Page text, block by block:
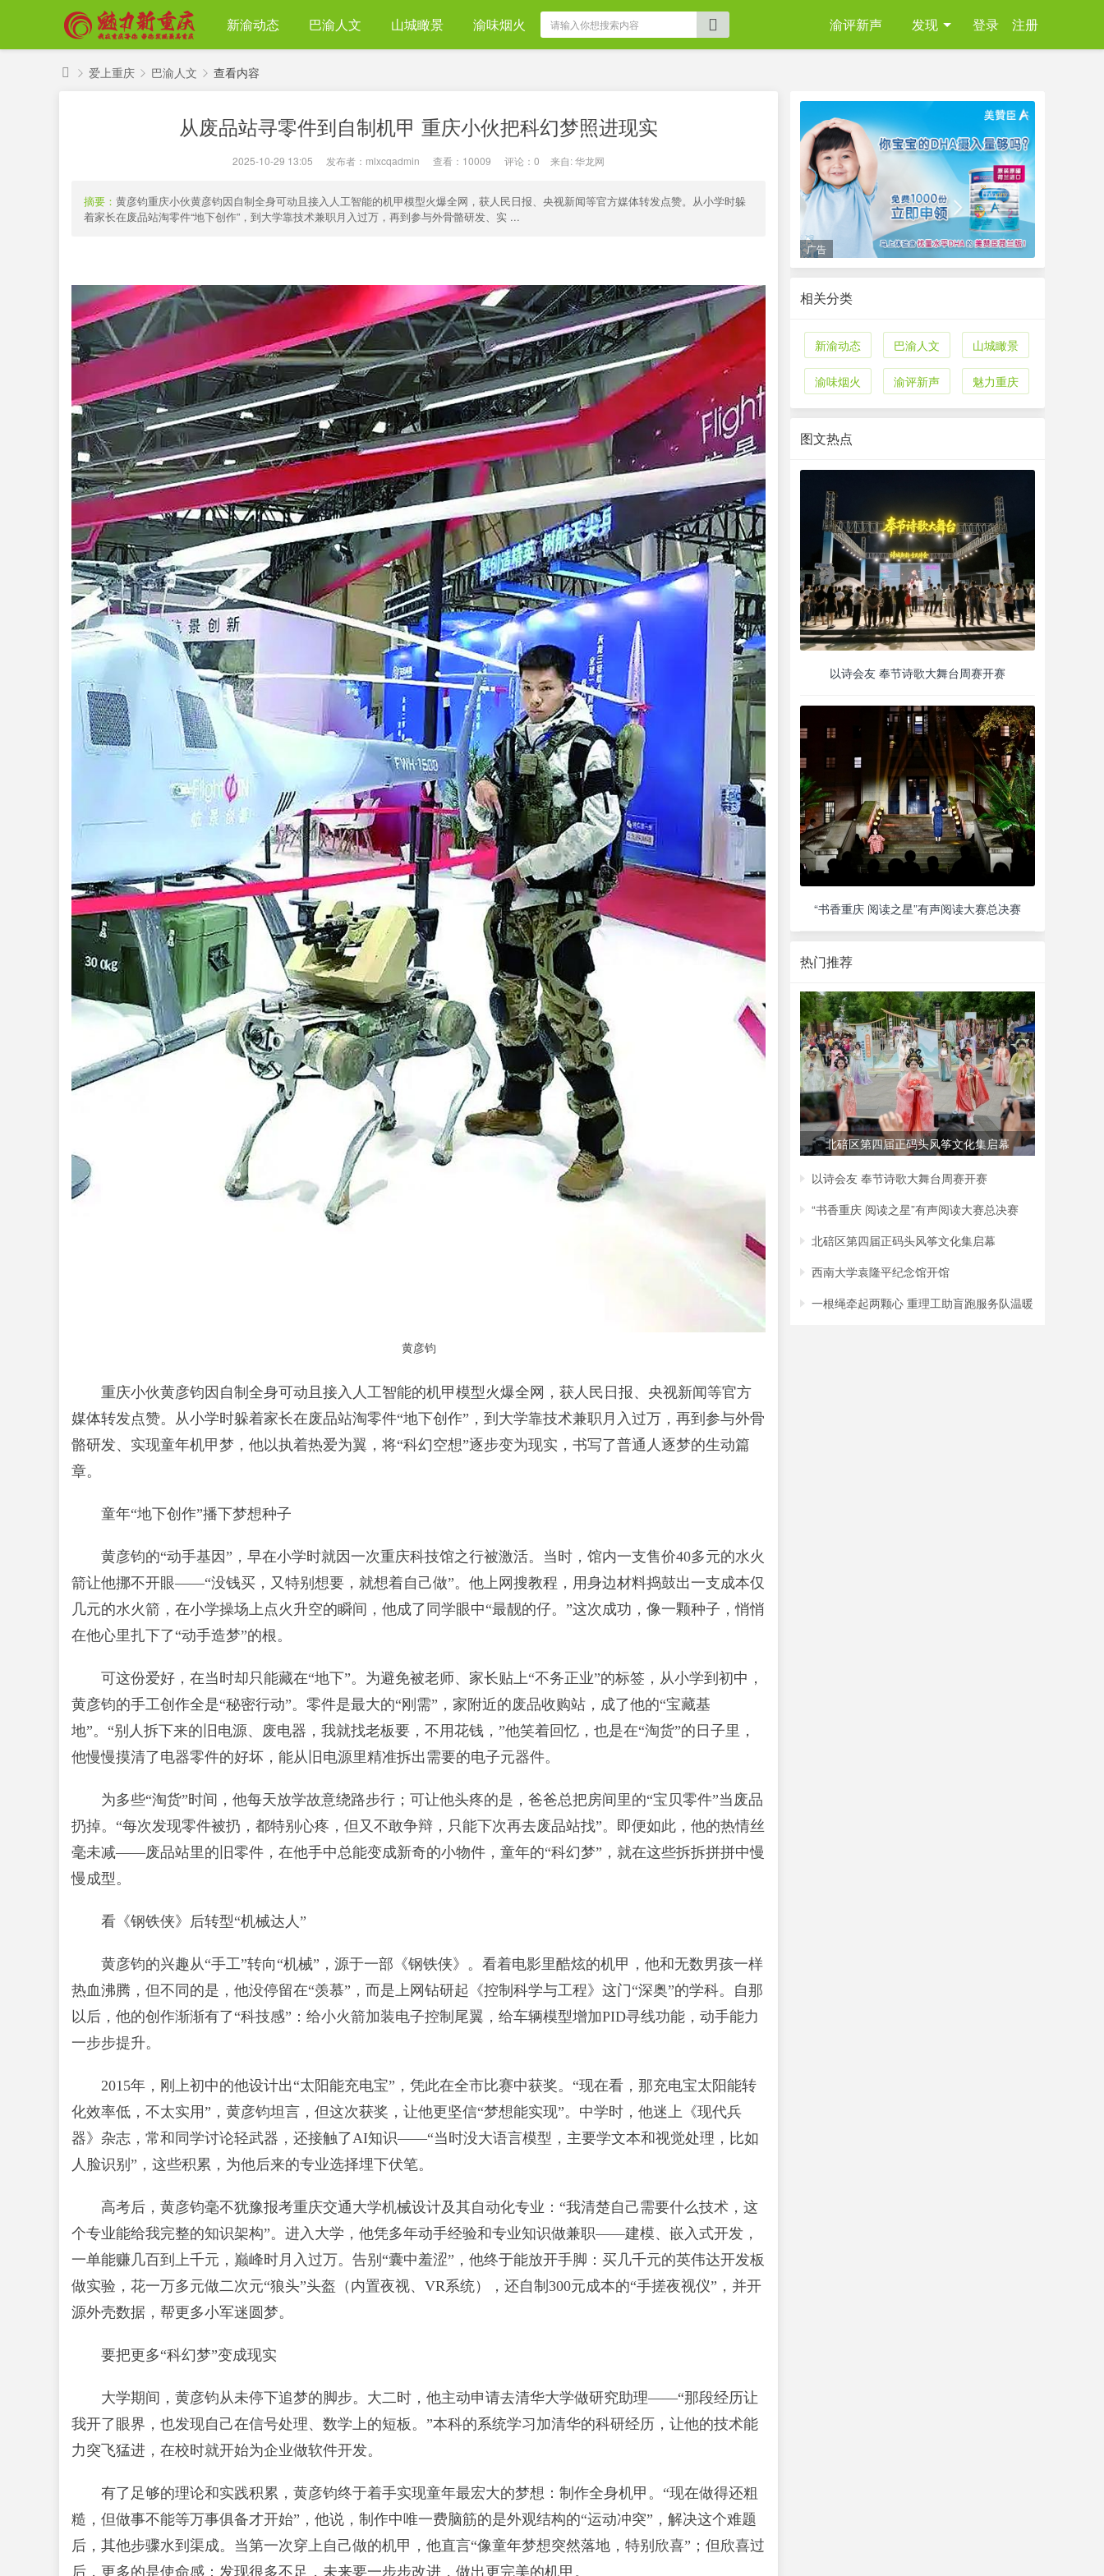
新渝动态 巴渝人文 山城瞰景 渝味烟火 渝评新声 发现 登录 注册
爱上重庆 巴渝人文 查看内容
从废品站寻零件到自制机甲 重庆小伙把科幻梦照进现实
2025-10-29 13:05 发布者： mlxcqadmin 查看： 10009 评论：0 来自:华龙网
摘要： 黄彦钧重庆小伙黄彦钧因自制全身可动且接入人工智能的机甲模型火爆全网，获人民日报、央视新闻等官方媒体转发点赞。从小学时躲
着家长在废品站淘零件“地下创作”，到大学靠技术兼职月入过万，再到参与外骨骼研发、实 ...
黄彦钧
重庆小伙黄彦钧因自制全身可动且接入人工智能的机甲模型火爆全网，获人民日报、央视新闻等官方
媒体转发点赞。从小学时躲着家长在废品站淘零件“地下创作”，到大学靠技术兼职月入过万，再到参与外骨
骼研发、实现童年机甲梦，他以执着热爱为翼，将“科幻空想”逐步变为现实，书写了普通人逐梦的生动篇
章。
童年“地下创作”播下梦想种子
黄彦钧的“动手基因”，早在小学时就因一次重庆科技馆之行被激活。当时，馆内一支售价40多元的水火
箭让他挪不开眼——“没钱买，又特别想要，就想着自己做”。他上网搜教程，用身边材料捣鼓出一支成本仅
几元的水火箭，在小学操场上点火升空的瞬间，他成了同学眼中“最靓的仔。”这次成功，像一颗种子，悄悄
在他心里扎下了“动手造梦”的根。
可这份爱好，在当时却只能藏在“地下”。为避免被老师、家长贴上“不务正业”的标签，从小学到初中，
黄彦钧的手工创作全是“秘密行动”。零件是最大的“刚需”，家附近的废品收购站，成了他的“宝藏基
地”。“别人拆下来的旧电源、废电器，我就找老板要，不用花钱，”他笑着回忆，也是在“淘货”的日子里，
他慢慢摸清了电器零件的好坏，能从旧电源里精准拆出需要的电子元器件。
为多些“淘货”时间，他每天放学故意绕路步行；可让他头疼的是，爸爸总把房间里的“宝贝零件”当废品
扔掉。“每次发现零件被扔，都特别心疼，但又不敢争辩，只能下次再去废品站找”。即便如此，他的热情丝
毫未减——废品站里的旧零件，在他手中总能变成新奇的小物件，童年的“科幻梦”，就在这些拆拆拼拼中慢
慢成型。
看《钢铁侠》后转型“机械达人”
黄彦钧的兴趣从“手工”转向“机械”，源于一部《钢铁侠》。看着电影里酷炫的机甲，他和无数男孩一样
热血沸腾，但不同的是，他没停留在“羡慕”，而是上网钻研起《控制科学与工程》这门“深奥”的学科。自那
以后，他的创作渐渐有了“科技感”：给小火箭加装电子控制尾翼，给车辆模型增加PID寻线功能，动手能力
一步步提升。
2015年，刚上初中的他设计出“太阳能充电宝”，凭此在全市比赛中获奖。“现在看，那充电宝太阳能转
化效率低，不太实用”，黄彦钧坦言，但这次获奖，让他更坚信“梦想能实现”。中学时，他迷上《现代兵
器》杂志，常和同学讨论轻武器，还接触了AI知识——“当时没大语言模型，主要学文本和视觉处理，比如
人脸识别”，这些积累，为他后来的专业选择埋下伏笔。
高考后，黄彦钧毫不犹豫报考重庆交通大学机械设计及其自动化专业：“我清楚自己需要什么技术，这
个专业能给我完整的知识架构”。进入大学，他凭多年动手经验和专业知识做兼职——建模、嵌入式开发，
一单能赚几百到上千元，巅峰时月入过万。告别“囊中羞涩”，他终于能放开手脚：买几千元的英伟达开发板
做实验，花一万多元做二次元“狼头”头盔（内置夜视、VR系统），还自制300元成本的“手搓夜视仪”，并开
源外壳数据，帮更多小军迷圆梦。
要把更多“科幻梦”变成现实
大学期间，黄彦钧从未停下追梦的脚步。大二时，他主动申请去清华大学做研究助理——“那段经历让
我开了眼界，也发现自己在信号处理、数学上的短板。”本科的系统学习加清华的科研经历，让他的技术能
力突飞猛进，在校时就开始为企业做软件开发。
有了足够的理论和实践积累，黄彦钧终于着手实现童年最宏大的梦想：制作全身机甲。“现在做得还粗
糙，但做事不能等万事俱备才开始”，他说，制作中唯一费脑筋的是外观结构的“运动冲突”，解决这个难题
后，其他步骤水到渠成。当第一次穿上自己做的机甲，他直言“像童年梦想突然落地，特别欣喜”；但欣喜过
后，更多的是使命感：发现很多不足，未来要一步步改进，做出更完美的机甲。
广告
相关分类
新渝动态 巴渝人文 山城瞰景
渝味烟火 渝评新声 魅力重庆
图文热点
以诗会友 奉节诗歌大舞台周赛开赛
“书香重庆 阅读之星”有声阅读大赛总决赛
热门推荐
北碚区第四届正码头风筝文化集启幕
以诗会友 奉节诗歌大舞台周赛开赛
“书香重庆 阅读之星”有声阅读大赛总决赛
北碚区第四届正码头风筝文化集启幕
西南大学袁隆平纪念馆开馆
一根绳牵起两颗心 重理工助盲跑服务队温暖